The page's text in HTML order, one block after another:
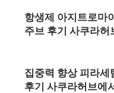
항생제 아지트로마
주브 후기 사쿠라허
집중력 향상 피라
후기 사쿠라허브에